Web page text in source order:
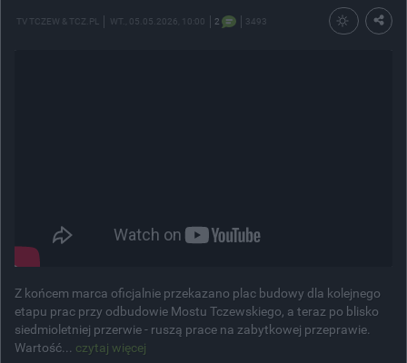
TV TCZEW & TCZ.PL WT. , 05.05.2026, 10:00 2 3493
Z końcem marca oficjalnie przekazano plac budowy dla kolejnego
etapu prac przy odbudowie Mostu Tczewskiego, a teraz po blisko
siedmioletniej przerwie - ruszą prace na zabytkowej przeprawie.
Wartość... czytaj więcej